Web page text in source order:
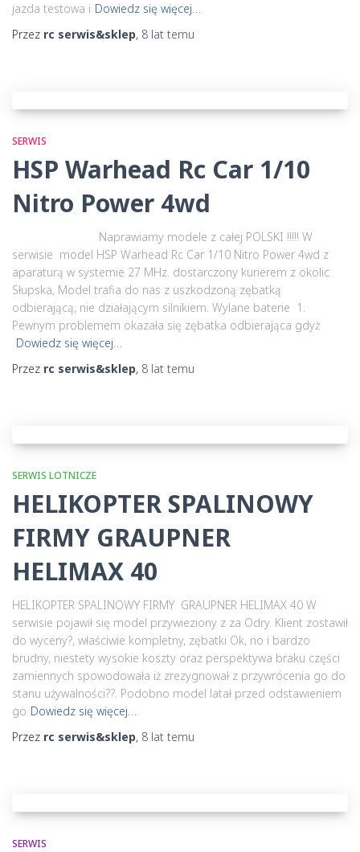
jazda testowa i Dowiedz się więcej…
Przez rc serwis&sklep, 8 lat temu
SERWIS
HSP Warhead Rc Car 1/10
Nitro Power 4wd
Naprawiamy modele z całej POLSKI !!!!! W
serwisie model HSP Warhead Rc Car 1/10 Nitro Power 4wd z
aparaturą w systemie 27 MHz. dostarczony kurierem z okolic
Słupska, Model trafia do nas z uszkodzoną zębatką
odbierającą, nie działającym silnikiem. Wylane baterie 1.
Pewnym problemem okazała się zębatka odbierająca gdyż
Dowiedz się więcej…
Przez rc serwis&sklep, 8 lat temu
SERWIS LOTNICZE
HELIKOPTER SPALINOWY
FIRMY GRAUPNER
HELIMAX 40
HELIKOPTER SPALINOWY FIRMY GRAUPNER HELIMAX 40 W
serwisie pojawił się model przywieziony z za Odry. Klient zostawił
do wyceny?, właściwie kompletny, zębatki Ok, no i bardzo
brudny, niestety wysokie koszty oraz perspektywa braku części
zamiennych spowodowała iż zrezygnował z przywrócenia go do
stanu używalności??. Podobno model latał przed odstawieniem
go Dowiedz się więcej…
Przez rc serwis&sklep, 8 lat temu
SERWIS